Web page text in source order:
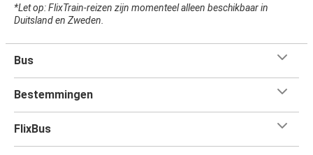
*Let op: FlixTrain-reizen zijn momenteel alleen beschikbaar in
Duitsland en Zweden.
Bus
Bestemmingen
FlixBus